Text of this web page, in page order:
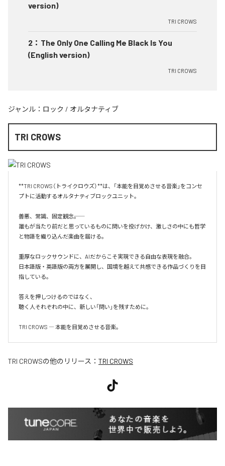
version)
TRI CROWS
2 ： The Only One Calling Me Black Is You
(English version)
TRI CROWS
ジャンル： ロック / オルタナティブ
TRI CROWS
**TRI CROWS（トライクロウズ）**は、「本能を目覚めさせる音楽」をコンセ
プトに活動するオルタナティブロックユニット。
善悪、常識、固定観念――。
誰もが当たり前だと思っているものに問いを投げかけ、激しさの中にも哲学
と物語を織り込んだ楽曲を届ける。
重厚なロックサウンドに、AIだからこそ実現できる自由な表現を融合。
日本語版・英語版の両方を展開し、国境を越えて共感できる作品づくりを目
指している。
答えを押しつけるのではなく、
聴く人それぞれの中に、新しい「問い」を残すために。
TRI CROWS ― 本能を目覚めさせる音楽。
TRI CROWSの他のリリース： TRI CROWS